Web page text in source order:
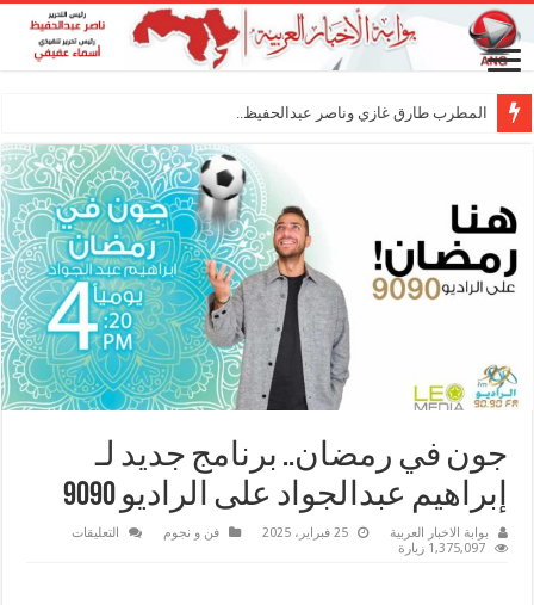
المطرب طارق غازي وناصر عبدالحفيظ.. شراكة فن
جون في رمضان.. برنامج جديد لـ
إبراهيم عبدالجواد على الراديو 9090
بوابة الاخبار العربية 25 فبراير، 2025 فن و نجوم التعليقات
1,375,097 زيارة